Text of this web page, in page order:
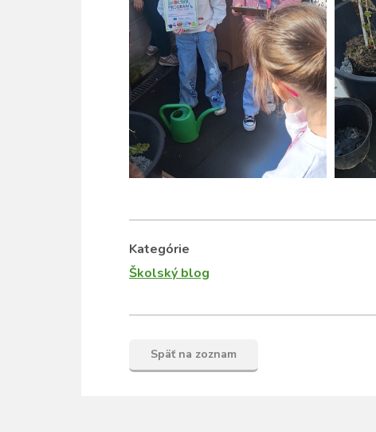
Kategórie
Školský blog
Späť na zoznam